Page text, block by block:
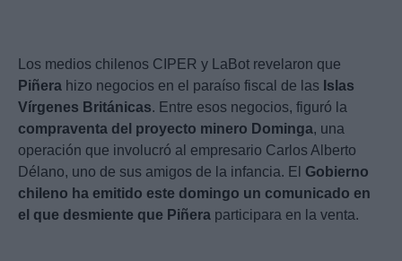
Los medios chilenos CIPER y LaBot revelaron que
Piñera hizo negocios en el paraíso fiscal de las Islas
Vírgenes Británicas. Entre esos negocios, figuró la
compraventa del proyecto minero Dominga, una
operación que involucró al empresario Carlos Alberto
Délano, uno de sus amigos de la infancia. El Gobierno
chileno ha emitido este domingo un comunicado en
el que desmiente que Piñera participara en la venta.